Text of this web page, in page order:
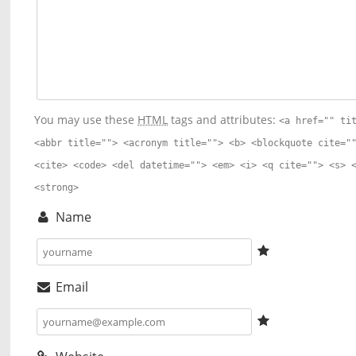
You may use these HTML tags and attributes:<a href=""
<abbr title=""> <acronym title=""> <b> <blockquote
<cite> <code> <del datetime=""> <em> <i> <q cite=""> <s>
<strong>
Name
Email